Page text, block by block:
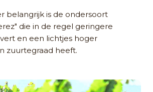
belangrijk is de ondersoort
die in de regel geringere
en een lichtjes hoger
zuurtegraad heeft.